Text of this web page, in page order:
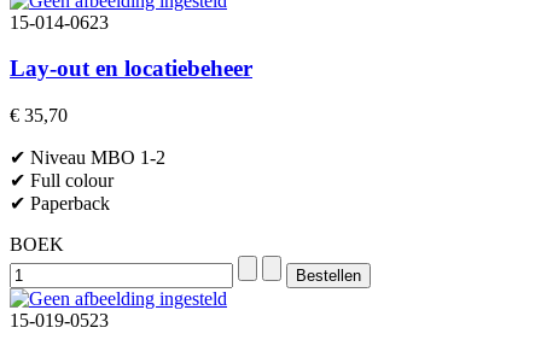
15-014-0623
Lay-out en locatiebeheer
€ 35,70
✔ Niveau MBO 1-2
✔ Full colour
✔ Paperback
BOEK
15-019-0523